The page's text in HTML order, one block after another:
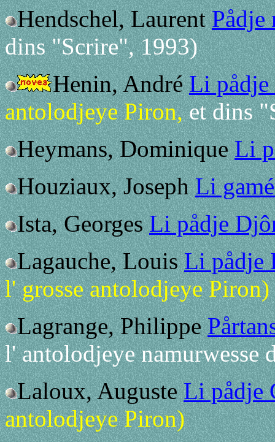
Hendschel, LaurentPådje
dins "Scrire", 1993)
Henin, AndréLi pådje
antolodjeye Piron, et dins
Heymans, DominiqueLi
Houziaux, JosephLi
Ista, GeorgesLi pådje
Lagauche, LouisLi pådje
l' grosse antolodjeye Piron)
Lagrange, Philippe
l' antolodjeye namurwesse
Laloux, AugusteLi pådje
antolodjeye Piron)